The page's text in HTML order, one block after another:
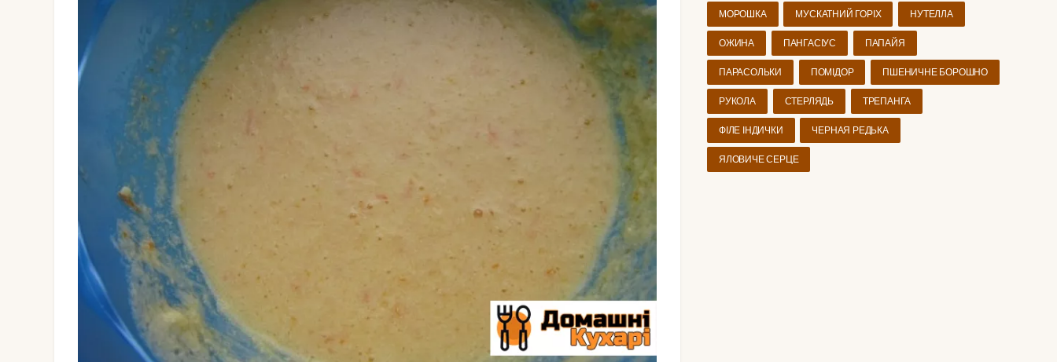
МОРОШКА МУСКАТНИЙ ГОРІХ НУТЕЛЛА
ОЖИНА ПАНГАСІУС ПАПАЙЯ
ПАРАСОЛЬКИ ПОМІДОР ПШЕНИЧНЕ БОРОШНО
РУКОЛА СТЕРЛЯДЬ ТРЕПАНГА
ФІЛЕ ІНДИЧКИ ЧЕРНАЯ РЕДЬКА
ЯЛОВИЧЕ СЕРЦЕ